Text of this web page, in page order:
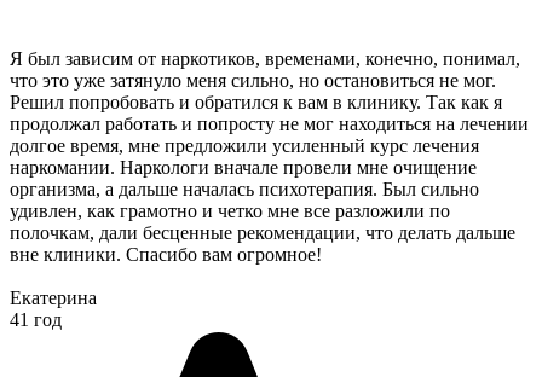
Я был зависим от наркотиков, временами, конечно, понимал,
что это уже затянуло меня сильно, но остановиться не мог.
Решил попробовать и обратился к вам в клинику. Так как я
продолжал работать и попросту не мог находиться на лечении
долгое время, мне предложили усиленный курс лечения
наркомании. Наркологи вначале провели мне очищение
организма, а дальше началась психотерапия. Был сильно
удивлен, как грамотно и четко мне все разложили по
полочкам, дали бесценные рекомендации, что делать дальше
вне клиники. Спасибо вам огромное!
Екатерина
41 год